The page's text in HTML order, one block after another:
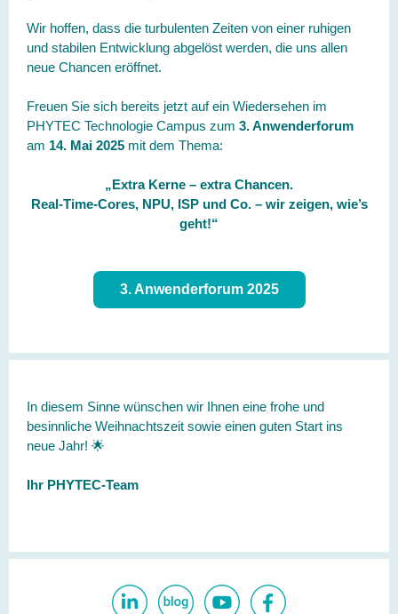
Wir hoffen, dass die turbulenten Zeiten von einer ruhigen
und stabilen Entwicklung abgelöst werden, die uns allen
neue Chancen eröffnet.
Freuen Sie sich bereits jetzt auf ein Wiedersehen im
PHYTEC Technologie Campus zum 3. Anwenderforum
am 14. Mai 2025 mit dem Thema:
„Extra Kerne – extra Chancen.
Real-Time-Cores, NPU, ISP und Co. – wir zeigen, wie’s
geht!“
3. Anwenderforum 2025
In diesem Sinne wünschen wir Ihnen eine frohe und
besinnliche Weihnachtszeit sowie einen guten Start ins
neue Jahr! 🌟
Ihr PHYTEC-Team